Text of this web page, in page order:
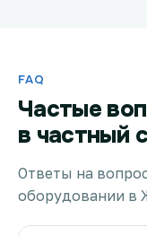
FAQ
Частые
в частный
Ответы на
оборудовании в